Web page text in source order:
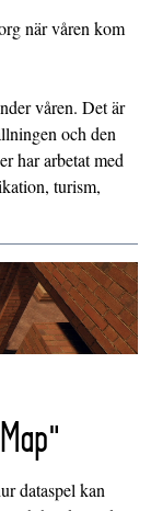
när våren kom
våren. Det är
och den
har arbetat med
, turism,
dataspel kan